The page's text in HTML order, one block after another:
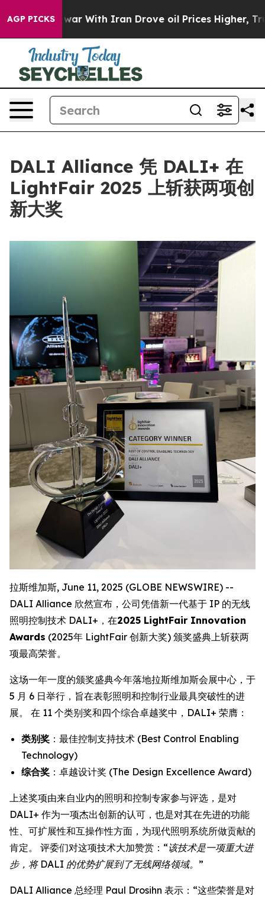
AGP PICKS
As war With Iran Drove oil Prices Higher, Trump
DALI Alliance 凭 DALI+ 在
LightFair 2025 上斩获两项创
新大奖
拉斯维加斯, June 11, 2025 (GLOBE NEWSWIRE) --
DALI Alliance 欣然宣布，公司凭借新一代基于 IP 的无线
照明控制技术 DALI+，在2025 LightFair Innovation
Awards (2025年 LightFair 创新大奖) 颁奖盛典上斩获两
项最高荣誉。
这场一年一度的颁奖盛典今年落地拉斯维加斯会展中心，于
5 月 6 日举行，旨在表彰照明和控制行业最具突破性的进
展。 在 11 个类别奖和四个综合卓越奖中，DALI+ 荣膺：
类别奖 ：最佳控制支持技术 (Best Control Enabling
Technology)
综合奖 ：卓越设计奖 (The Design Excellence Award)
上述奖项由来自业内的照明和控制专家参与评选，是对
DALI+ 作为一项杰出创新的认可，也是对其在先进的功能
性、可扩展性和互操作性方面，为现代照明系统所做贡献的
肯定。 评委们对这项技术大加赞赏： “该技术是一项重大进
步，将 DALI 的优势扩展到了无线网络领域。”
DALI Alliance 总经理 Paul Drosihn 表示：“这些荣誉是对